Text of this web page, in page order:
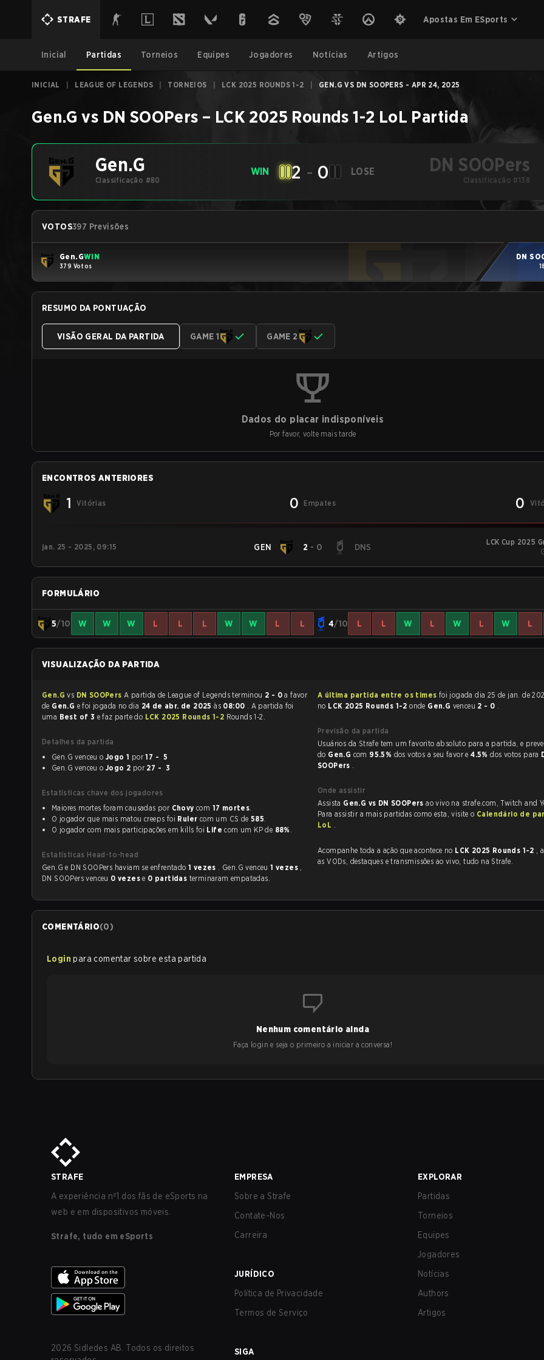
STRAFE Apostas Em ESports
Inicial Partidas Torneios Equipes Jogadores Notícias Artigos
INICIAL LEAGUE OF LEGENDS TORNEIOS LCK 2025 ROUNDS 1-2 GEN.G VS DN SOOPERS - APR 24, 2025
Gen.G vs DN SOOPers – LCK 2025 Rounds 1-2 LoL Partida
Gen.G
Classificação #80
WIN 2 - 0 LOSE DN SOOPers
Classificação #138
VOTOS397 Previsões
Gen.GWIN
379 Votos
DN
RESUMO DA PONTUAÇÃO
VISÃO GERAL DA PARTIDA GAME 1 GAME 2
Dados do placar indisponíveis
Por favor, volte mais tarde
ENCONTROS ANTERIORES
1 Vitórias 0 Empates 0
jan. 25 - 2025, 09:15 GEN 2 - 0 DNS
LCK Cup 2025
FORMULÁRIO
5/10 W W W L L L W W L L 4/10 L L W L W L W L
VISUALIZAÇÃO DA PARTIDA
Gen.Gvs DN SOOPers A partida de League of Legends terminou 2 - 0a favor
de Gen.G e foi jogada no dia 24 de abr. de 2025às 08:00 . A partida foi
uma Best of 3 e faz parte do LCK 2025 Rounds 1-2 Rounds 1-2.
Detalhes da partida
Gen.G venceu o Jogo 1 por
17 - 5
Gen.G venceu o Jogo 2 por 27 - 3
Estatísticas chave dos jogadores
Maiores mortes foram causadas por Chovy com 17 mortes.
O jogador que mais matou creeps foi Ruler com um CS de 585.
O jogador com mais participações em kills foi Life com um KP de 88% .
Estatísticas Head-to-head
Gen.G e DN SOOPers haviam se enfrentado 1 vezes . Gen.G venceu1 vezes ,
DN SOOPers venceu 0 vezese 0 partidas terminaram empatadas.
A última partida entre os times
no LCK 2025 Rounds 1-2onde Gen.G venceu 2 - 0 .
Previsão da partida
Usuários da Strafe tem um favorito absoluto para a partida, e preveem a vitória
do Gen.G com 95.5% dos votos a seu favor e4.5%dos votos para
SOOPers .
Onde assistir
Assista Gen.G vs DN SOOPersao vivo na strafe.com, Twitch and
Para assistir a mais partidas como esta, visite o Calendário de
LoL .
Acompanhe toda a ação que acontece no LCK 2025 Rounds 1-2 ,
as VODs, destaques e transmissões ao vivo, tudo na Strafe.
COMENTÁRIO(0)
Login para comentar sobre esta partida
Nenhum comentário ainda
Faça login e seja o primeiro a iniciar a conversa!
STRAFE
A experiência nº1 dos fãs de eSports na
web e em dispositivos móveis.
Strafe, tudo em eSports
2026 Sidledes AB. Todos os direitos
EMPRESA
Sobre a Strafe
Contate-Nos
Carreira
JURÍDICO
Política de Privacidade
Termos de Serviço
SIGA
EXPLORAR
Partidas
Torneios
Equipes
Jogadores
Notícias
Authors
Artigos